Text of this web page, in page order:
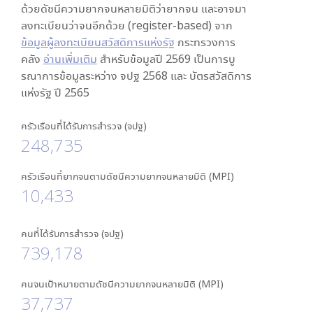
ด้วยดัชนีความยากจนหลายมิติว่ายากจน และอาจมา
ลงทะเบียนว่าจนอีกด้วย (register-based) จาก
ข้อมูลผู้ลงทะเบียนสวัสดิการแห่งรัฐ กระทรวงการ
คลัง อ่านเพิ่มเติม สำหรับข้อมูลปี 2569 เป็นการบู
รณาการข้อมูลระหว่าง จปฐ 2568 และ บัตรสวัสดิการ
แห่งรัฐ ปี 2565
ครัวเรือนที่ได้รับการสำรวจ (จปฐ)
248,735
ครัวเรือนที่ยากจนตามดัชนีความยากจนหลายมิติ (MPI)
10,433
คนที่ได้รับการสำรวจ (จปฐ)
739,178
คนจนเป้าหมายตามดัชนีความยากจนหลายมิติ (MPI)
37,737